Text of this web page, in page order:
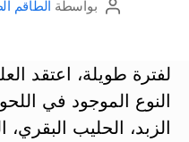
كاتببواسطة الطاقم
لفترة طويلة، اعتقد
النوع الموجود في
الزبد، الحليب